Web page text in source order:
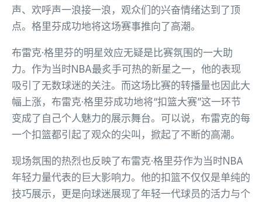
声、欢呼声一浪接一浪，观众们的兴奋情绪达到了顶
点。格里芬成功地将这场赛事推向了高潮。
布雷克·格里芬的明星效应无疑是比赛氛围的一大助
力。作为当时NBA最炙手可热的新星之一，他的表现
吸引了无数球迷的关注。而这场比赛的转播量也因此大
幅上涨，布雷克·格里芬成功地将“扣篮大赛”这一环节
变成了自己个人魅力的展示舞台。可以说，布雷克的每
一个扣篮都引起了观众的尖叫，掀起了不断的高潮。
现场氛围的热烈也反映了布雷克·格里芬作为当时NBA
年轻力量代表的巨大影响力。他的扣篮不仅仅是单纯的
技巧展示，更是向球迷展现了年轻一代球员的活力与个